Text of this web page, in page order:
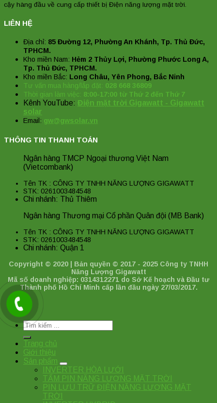
cậy hàng đầu về cung cấp thiết bị Điện năng lượng mặt trời.
LIÊN HỆ
Địa chỉ: 85 Đường 12, Phường An Khánh, Tp. Thủ Đức,
TPHCM.
Kho miền Nam: Hẻm 2 Thủy Lợi, Phường Phước Long A,
Tp. Thủ Đức, TPHCM.
Kho miền Bắc: Long Châu, Yên Phong, Bắc Ninh
Tư vấn mua hàng/lắp đặt: 028 668 36809
Thời gian làm việc: 8:00-17:00 từ Thứ 2 đến Thứ 7
Kênh YouTube: Điện mặt trời Gigawatt - Gigawatt
solar
Email: gw@gwsolar.vn
THÔNG TIN THANH TOÁN
Ngân hàng TMCP Ngoại thương Việt Nam
(Vietcombank)
Tên TK : CÔNG TY TNHH NĂNG LƯỢNG GIGAWATT
STK: 0261003484548
Chi nhánh: Thủ Thiêm
Ngân hàng Thương mại Cổ phần Quân đội (MB Bank)
Tên TK : CÔNG TY TNHH NĂNG LƯỢNG GIGAWATT
STK: 0261003484548
Chi nhánh: Quận 1
Copyright © 2020 | Bản quyền © 2017 - 2025 Công ty TNHH
Năng Lượng Gigawatt
Mã số doanh nghiệp: 0314312271 do Sở Kế hoạch và Đầu tư
Thành phố Hồ Chí Minh cấp lần đầu ngày 27/03/2017.
Tìm
kiếm:
Trang chủ
Giới thiệu
Sản phẩm
INVERTER HÒA LƯỚI
TẤM PIN NĂNG LƯỢNG MẶT TRỜI
PIN LƯU TRỮ ĐIỆN NĂNG LƯỢNG MẶT
TRỜI